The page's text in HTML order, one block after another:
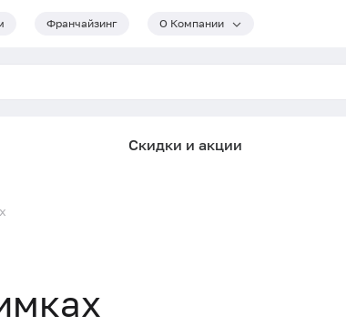
Франчайзинг О Компании
Скидки и акции